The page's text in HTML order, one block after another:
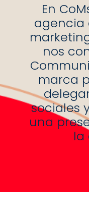
En
agencia
nos
marca
sociales
una
la